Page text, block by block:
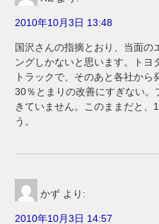
2010年10月3日 13:48
国沢さんの指摘とおり、当面の
ングしかないと思います。トヨ
トラックで、そのあと各社か
30％とまりの改善にすぎない
きていません。このままだと、
う。
かず より:
2010年10月3日 14:57